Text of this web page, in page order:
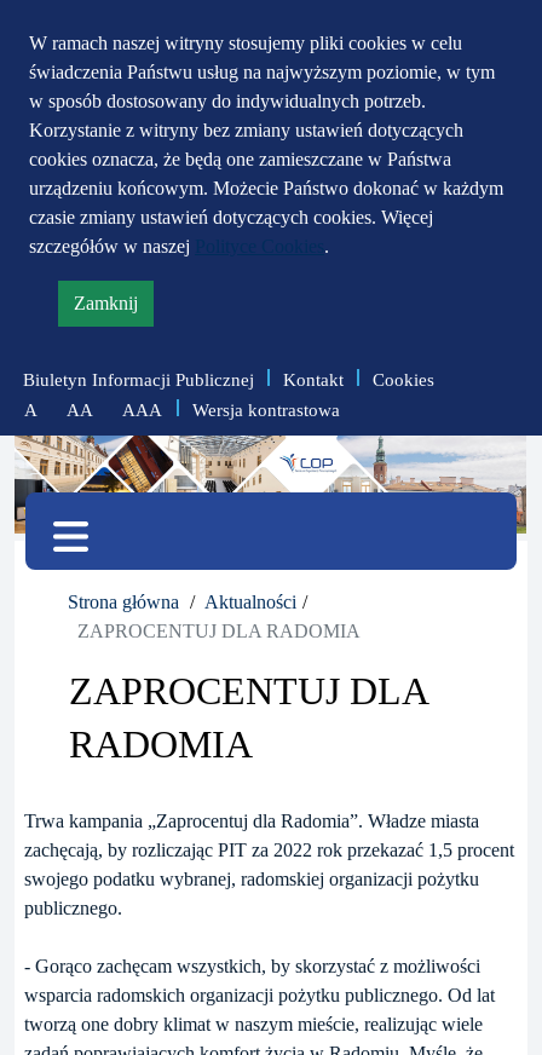
W ramach naszej witryny stosujemy pliki cookies w celu
świadczenia Państwu usług na najwyższym poziomie, w tym
w sposób dostosowany do indywidualnych potrzeb.
Korzystanie z witryny bez zmiany ustawień dotyczących
cookies oznacza, że będą one zamieszczane w Państwa
urządzeniu końcowym. Możecie Państwo dokonać w każdym
czasie zmiany ustawień dotyczących cookies. Więcej
szczegółów w naszej
.
Zamknij
informację
polityce
prywatności
Przejdź do głównego
menu
Przejdź do treści
Przejdź do mapy
serwisu
Biuletyn Informacji Publicznej Kontakt
Cookies
A
zmniejsz
czcionkę
AA
zresetuj
AAA
zwiększ
czcionkę
Wersja kontrastowa
Menu
Strona główna
Aktualności
ZAPROCENTUJ DLA RADOMIA
ZAPROCENTUJ DLA
RADOMIA
Trwa kampania „Zaprocentuj dla Radomia”. Władze miasta
zachęcają, by rozliczając PIT za 2022 rok przekazać 1,5 procent
swojego podatku wybranej, radomskiej organizacji pożytku
publicznego.
- Gorąco zachęcam wszystkich, by skorzystać z możliwości
wsparcia radomskich organizacji pożytku publicznego. Od lat
tworzą one dobry klimat w naszym mieście, realizując wiele